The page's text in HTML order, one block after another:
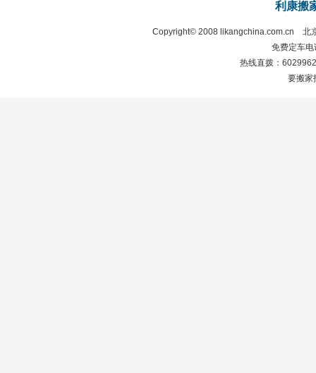
利康搬
Copyright© 2008 likangchina.com.cn 北
免费定车
热线直拨：
要搬家